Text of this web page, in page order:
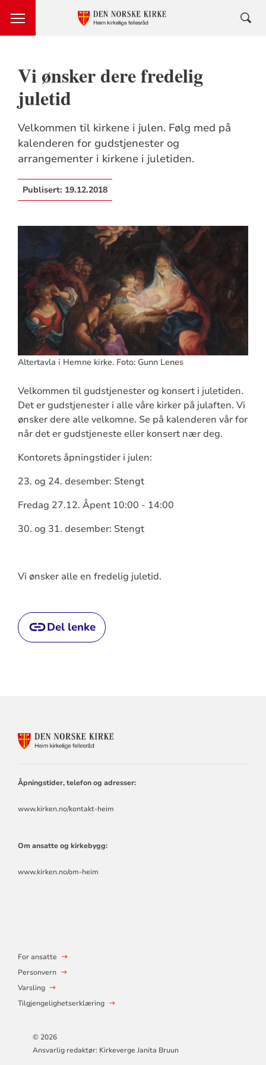
Vi ønsker dere fredelig
juletid
Velkommen til kirkene i julen. Følg med på
kalenderen for gudstjenester og
arrangementer i kirkene i juletiden.
Publisert: 19.12.2018
Altertavla i Hemne kirke. Foto: Gunn Lenes
Velkommen til gudstjenester og konsert i juletiden.
Det er gudstjenester i alle våre kirker på julaften. Vi
ønsker dere alle velkomne. Se på kalenderen vår for
når det er gudstjeneste eller konsert nær deg.
Kontorets åpningstider i julen:
23. og 24. desember: Stengt
Fredag 27.12. Åpent 10:00 - 14:00
30. og 31. desember: Stengt
Vi ønsker alle en fredelig juletid.
Del lenke
Åpningstider, telefon og adresser:
www.kirken.no/kontakt-heim
Om ansatte og kirkebygg:
www.kirken.no/om-heim
For ansatte
Personvern
Varsling
Tilgjengelighetserklæring
© 2026
Ansvarlig redaktør: Kirkeverge Janita Bruun